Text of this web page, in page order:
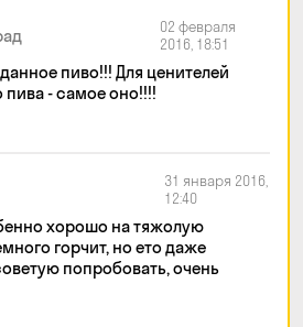
02 февраля
2016, 18:51
пиво!!! Для ценителей
пива - самое оно!!!!
31 января 2016,
12:40
хорошо на тяжолую
горчит, но ето даже
попробовать, очень